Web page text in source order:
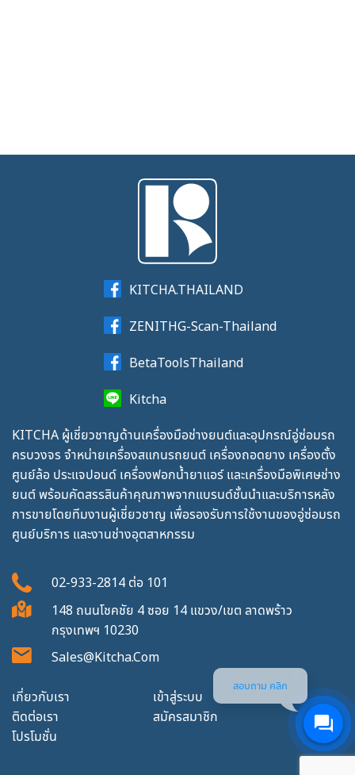
KITCHA.THAILAND
ZENITHG-Scan-Thailand
BetaToolsThailand
Kitcha
KITCHA ผู้เชี่ยวชาญด้านเครื่องมือช่างยนต์และอุปกรณ์อู่ซ่อมรถ
ครบวงจร จำหน่ายเครื่องสแกนรถยนต์ เครื่องถอดยาง เครื่องตั้ง
ศูนย์ล้อ ประแจปอนด์ เครื่องฟอกน้ำยาแอร์ และเครื่องมือพิเศษช่าง
ยนต์ พร้อมคัดสรรสินค้าคุณภาพจากแบรนด์ชั้นนำและบริการหลัง
การขายโดยทีมงานผู้เชี่ยวชาญ เพื่อรองรับการใช้งานของอู่ซ่อมรถ
ศูนย์บริการ และงานช่างอุตสาหกรรม
02-933-2814 ต่อ 101
148 ถนนโชคชัย 4 ซอย 14 แขวง/เขต ลาดพร้าว
กรุงเทพฯ 10230
Sales@kitcha.com
เกี่ยวกับเรา
ติดต่อเรา
โปรโมชั่น
เข้าสู่ระบบ
สมัครสมาชิก
สอบถาม คลิก